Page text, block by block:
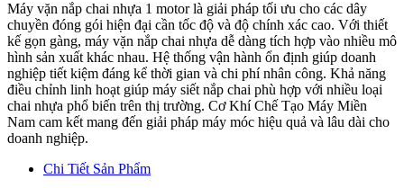
Máy vặn nắp chai nhựa 1 motor là giải pháp tối ưu cho các dây
chuyền đóng gói hiện đại cần tốc độ và độ chính xác cao. Với thiết
kế gọn gàng, máy vặn nắp chai nhựa dễ dàng tích hợp vào nhiều mô
hình sản xuất khác nhau. Hệ thống vận hành ổn định giúp doanh
nghiệp tiết kiệm đáng kể thời gian và chi phí nhân công. Khả năng
điều chỉnh linh hoạt giúp máy siết nắp chai phù hợp với nhiều loại
chai nhựa phổ biến trên thị trường. Cơ Khí Chế Tạo Máy Miền
Nam cam kết mang đến giải pháp máy móc hiệu quả và lâu dài cho
doanh nghiệp.
Chi Tiết Sản Phẩm